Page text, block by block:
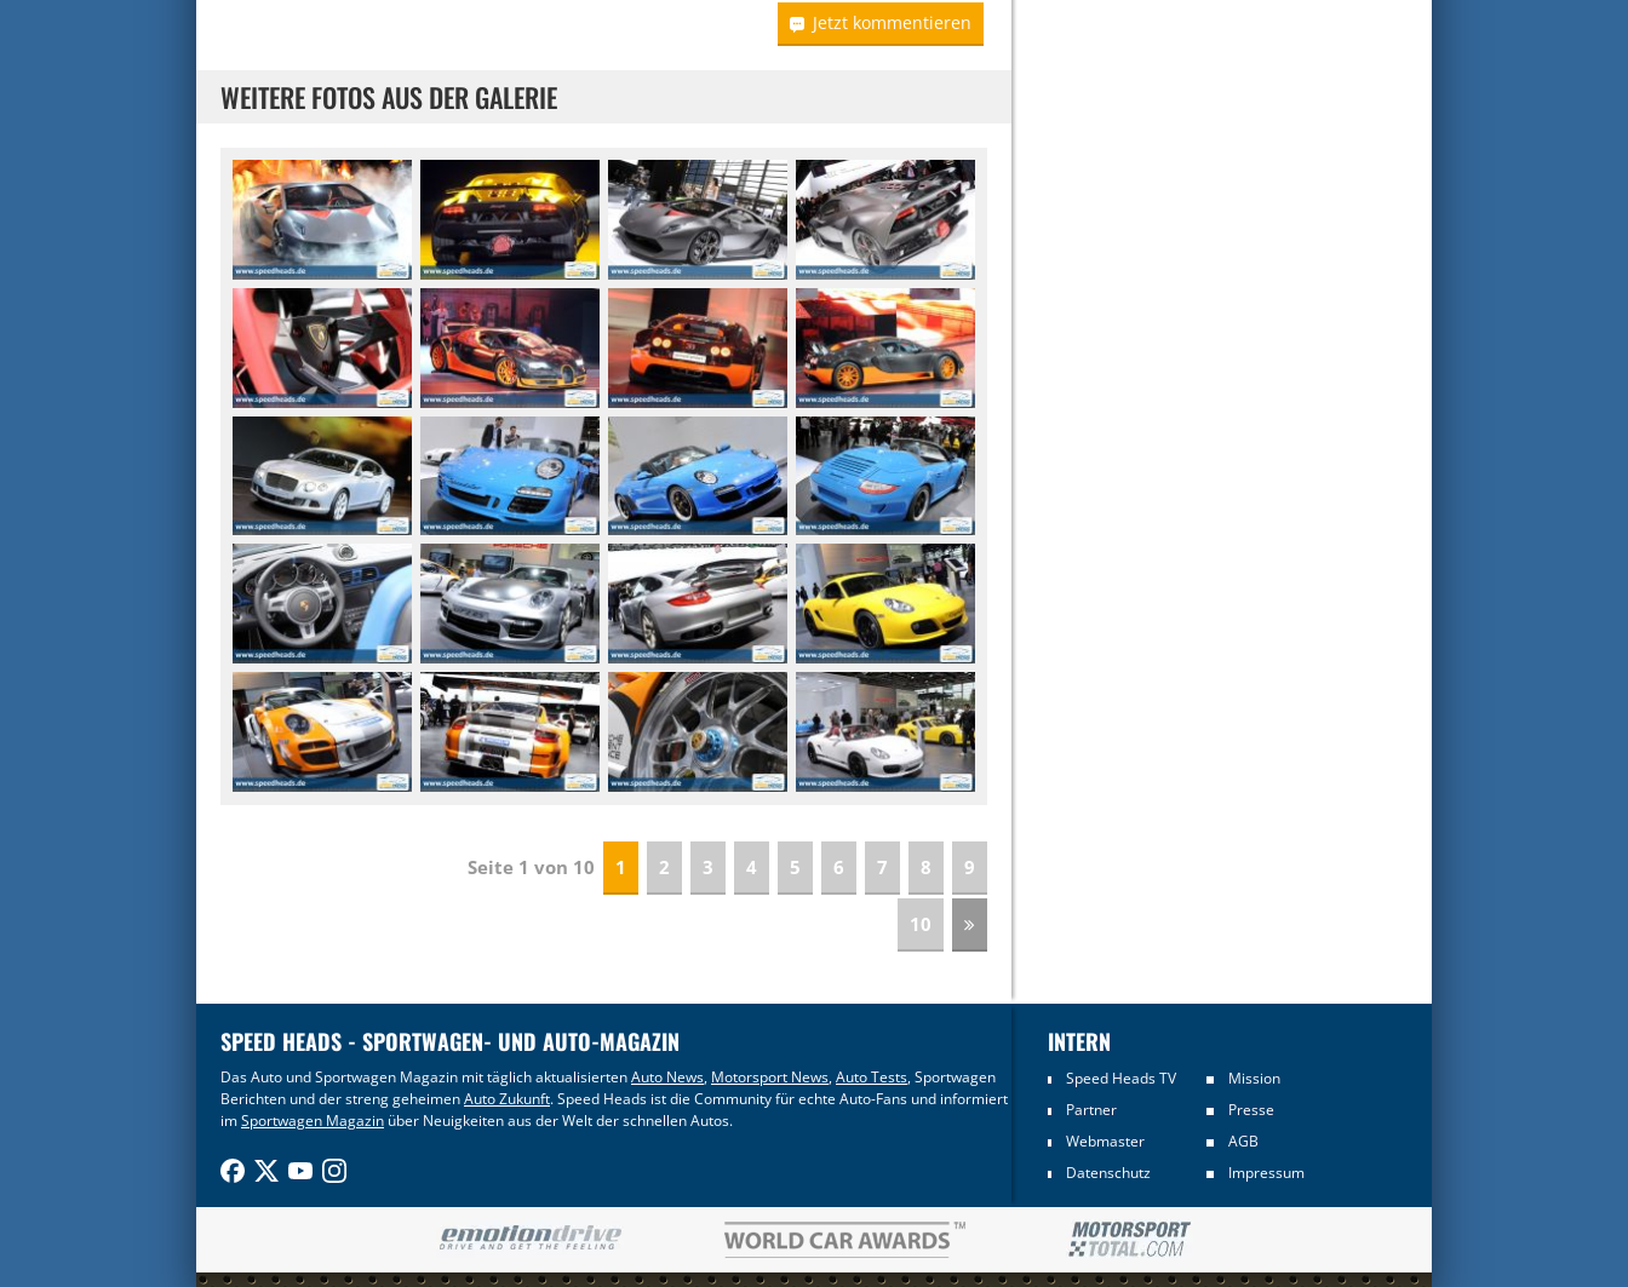
Jetzt kommentieren
WEITERE FOTOS AUS DER GALERIE
Seite 1 von 10 1 2 3 4 5 6 7 8 9
10
SPEED HEADS - SPORTWAGEN- UND AUTO-MAGAZIN
Das Auto und Sportwagen Magazin mit täglich aktualisiertenAuto News, Motorsport News,Auto Tests, Sportwagen
Berichten und der streng geheimenAuto Zukunft. Speed Heads ist die Community für echte Auto-Fans und informiert
imSportwagen Magazin über Neuigkeiten aus der Welt der schnellen Autos.
INTERN
Speed Heads TV
Mission
Partner
Presse
Webmaster
AGB
Datenschutz
Impressum